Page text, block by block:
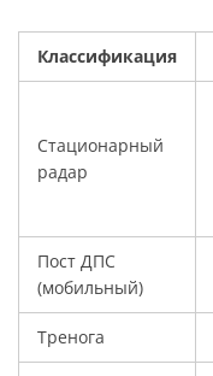
Классификация
Стационарный
радар
Пост ДПС
(мобильный)
Тренога